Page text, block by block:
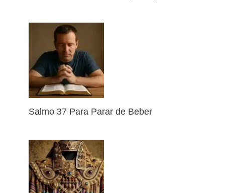
Salmo 37 Para Parar de Beber